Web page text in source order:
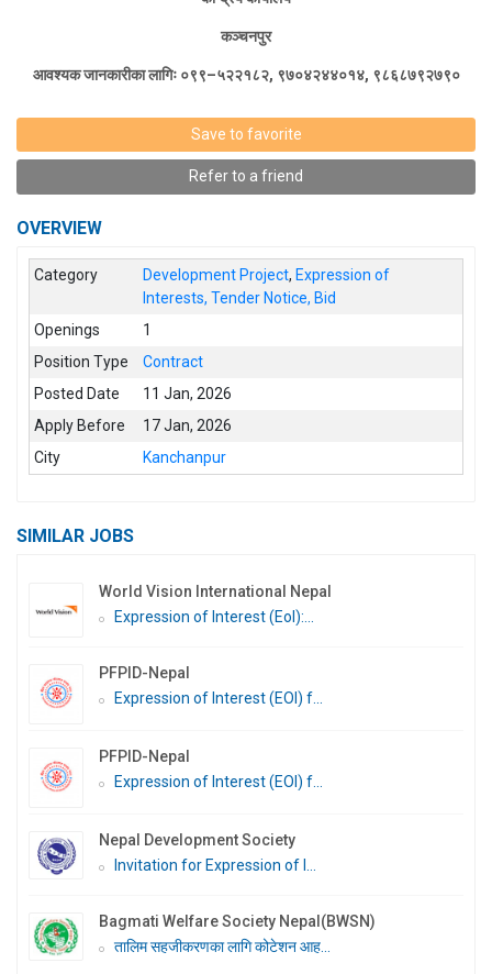
कञ्चनपुर
आवश्यक जानकारीका लागिः ०९९–५२२१८२, ९७०४२४४०१४, ९८६८७९२७९०
Save to favorite
Refer to a friend
OVERVIEW
Category Development Project,Expression of
Interests, Tender Notice, Bid
Openings
1
Position Type
Contract
Posted Date
11 Jan, 2026
Apply Before
17 Jan, 2026
City
Kanchanpur
SIMILAR JOBS
World Vision International Nepal
Expression of Interest (EoI):...
PFPID-Nepal
Expression of Interest (EOI) f...
PFPID-Nepal
Expression of Interest (EOI) f...
Nepal Development Society
Invitation for Expression of I...
Bagmati Welfare Society Nepal(BWSN)
तालिम सहजीकरणका लागि कोटेशन आह...